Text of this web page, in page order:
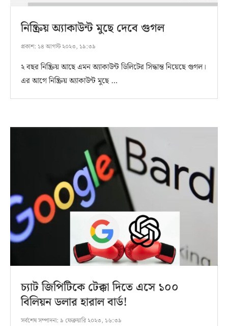
নিষ্ক্রিয় অ্যাকাউন্ট মুছে দেবে গুগল
প্রকাশ: ১৪ আগস্ট ২০২৩, ১৯:৩৯
২ বছর নিষ্ক্রিয় আছে এমন অ্যাকাউন্ট ডিলিটের সিদ্ধান্ত নিয়েছে গুগল।
এর আগে নিষ্ক্রিয় অ্যাকাউন্ট মুছে …
চ্যাট জিপিটিকে টেক্কা দিতে এসে ১০০
বিলিয়ন ডলার হারাল বার্ড!
সর্বশেষ সম্পাদনা: ৯ ফেব্রুয়ারি ২০২৩, ১৬:৩৯